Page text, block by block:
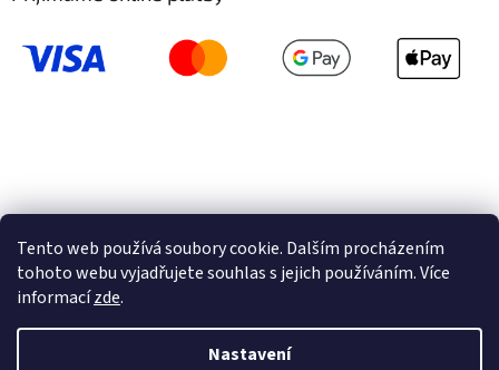
Tento web používá soubory cookie. Dalším procházením
tohoto webu vyjadřujete souhlas s jejich používáním. Více
informacízde.
Nastavení